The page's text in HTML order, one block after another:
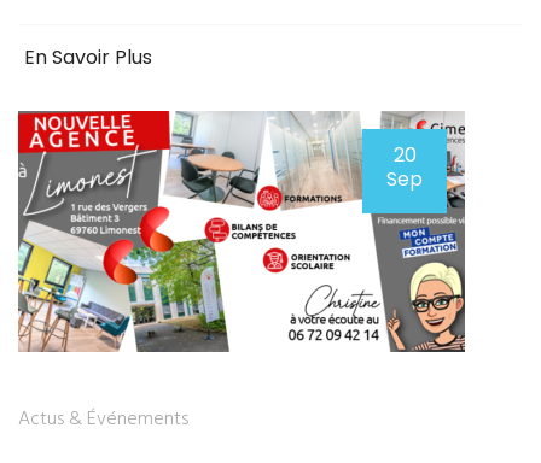
En Savoir Plus
20
Sep
Actus & Événements